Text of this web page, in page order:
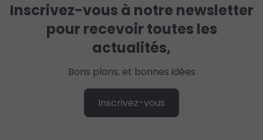
Inscrivez-vous à notre newsletter
pour recevoir toutes les
actualités,
Bons plans, et bonnes idées
Inscrivez-vous